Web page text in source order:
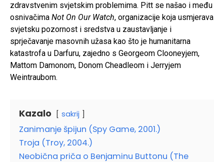
zdravstvenim svjetskim problemima. Pitt se našao i među
osnivačima Not On Our Watch, organizacije koja usmjerava
svjetsku pozornost i sredstva u zaustavljanje i
sprječavanje masovnih užasa kao što je humanitarna
katastrofa u Darfuru, zajedno s Georgeom Clooneyjem,
Mattom Damonom, Donom Cheadleom i Jerryjem
Weintraubom.
Kazalo sakrij
Zanimanje špijun (Spy Game, 2001.)
Troja (Troy, 2004.)
Neobična priča o Benjaminu Buttonu (The